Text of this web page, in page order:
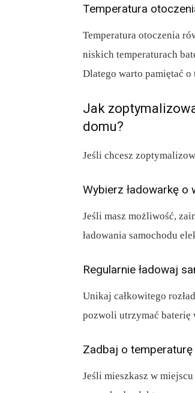
Temperatura
Temperatura otoczenia
niskich temperaturach
Dlatego warto pamiętać
Jak
domu?
Jeśli chcesz
Wybierz ładowarkę o
Jeśli masz możliwość,
ładowania samochodu
Regularnie ładowaj
Unikaj całkowitego
pozwoli utrzymać baterię
Zadbaj o
Jeśli mieszkasz w